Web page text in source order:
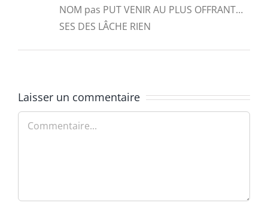
NOM pas PUT VENIR AU PLUS OFFRANT…
SES DES LÂCHE RIEN
Laisser un commentaire
Commentaire